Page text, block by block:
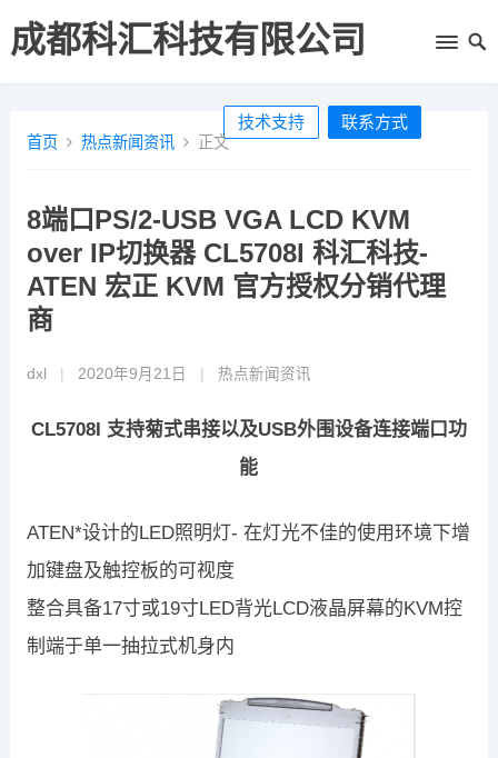
成都科汇科技有限公司
技术支持 联系方式
首页 热点新闻资讯 正文
8端口PS/2-USB VGA LCD KVM
over IP切换器 CL5708I 科汇科技-
ATEN 宏正 KVM 官方授权分销代理
商
dxl 2020年9月21日 热点新闻资讯
CL5708I 支持菊式串接以及USB外围设备连接端口功
能
ATEN*设计的LED照明灯- 在灯光不佳的使用环境下增
加键盘及触控板的可视度
整合具备17寸或19寸LED背光LCD液晶屏幕的KVM控
制端于单一抽拉式机身内